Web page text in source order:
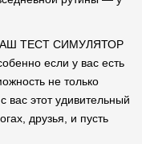
ТЕСТ СИМУЛЯТОР
если у вас есть
не только
вас этот удивительный
друзья, и пусть